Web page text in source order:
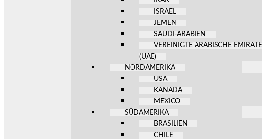
ISRAEL
JEMEN
SAUDI-ARABIEN
VEREINIGTE ARABISCHE EMIRATE
(UAE)
NORDAMERIKA
USA
KANADA
MEXICO
SÜDAMERIKA
BRASILIEN
CHILE